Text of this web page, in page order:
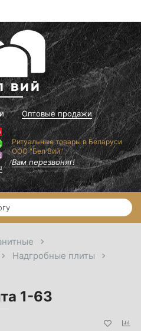
Оптовые продажи
Ритуальные товары в Беларуси
ООО "Бел Вий"
Вам перезвонят!
Надгробные плиты
1-63